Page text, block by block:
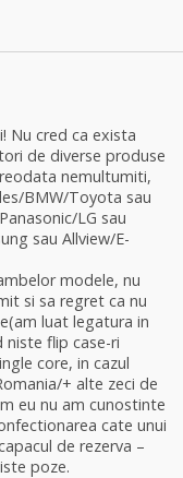
Nu cred ca exista
de diverse produse
nemultumiti,
BMW/Toyota sau
LG sau
sau Allview/E-
modele, nu
si sa regret ca nu
luat legatura in
niste flip case-ri
core, in cazul
+ alte zeci de
eu nu am cunostinte
cate unui
de rezerva –
poze.